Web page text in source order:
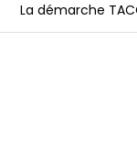
La démarche